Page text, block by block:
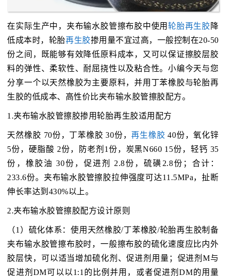
在实际生产中，夹布输水胶管擦布胶中使用轮胎再生胶 降
低成本时，轮胎再生胶掺用量不宜过高，一般控制在20-50
份之间，既能够有效降低原料成本，又可以保证擦胶层胶
料的弹性、柔软性、耐屈挠性以及粘合性。小编今天与您
分享一个以天然橡胶为主要原料，并用丁苯橡胶与轮胎再
生胶的低成本、高性价比夹布输水胶管擦胶配方。
1.夹布输水胶管擦胶掺用轮胎再生胶适用配方
天然橡胶 70份，丁苯橡胶 30份，再生橡胶 40份，氧化锌
5份，硬脂酸 2份，防老剂1份，炭黑N660 15份，轻钙 35
份，橡胶油 30份，促进剂 2.8份，硫磺2.8份；合计：
233.6份。夹布输水胶管擦胶拉伸强度可达11.5MPa，扯断
伸长率达到430%以上。
2.夹布输水胶管擦胶配方设计原则
（1）硫化体系：使用天然橡胶/丁苯橡胶/轮胎再生胶制备
夹布输水胶管擦布胶时，一般擦布胶的硫化速度应比内外
胶层快，可以适当增加硫化剂、促进剂用量；促进剂M与
促进剂DM可以以1:1的比例并用，或者促进剂DM的用量